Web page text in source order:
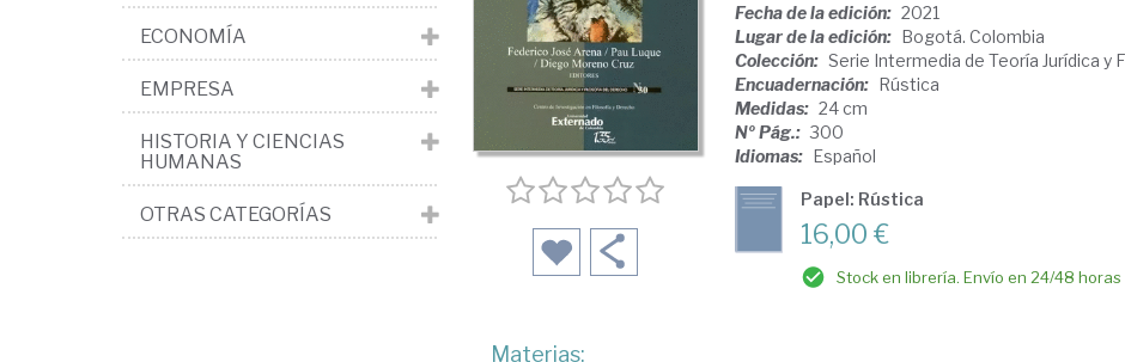
Fecha de la edición: 2021
Lugar de la edición: Bogotá. Colombia
Colección: Serie Intermedia de Teoría Jurídica y
Encuadernación: Rústica
Medidas: 24 cm
Nº Pág.: 300
Idiomas: Español
Papel: Rústica
16,00 €
Stock en librería. Envío en 24/48 horas
Materias:
ECONOMÍA
EMPRESA
HISTORIA Y CIENCIAS
HUMANAS
OTRAS CATEGORÍAS